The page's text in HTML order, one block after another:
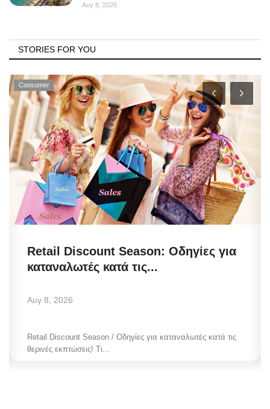
Αυγ 8, 2026
STORIES FOR YOU
Consumer
Retail Discount Season: Οδηγίες για
καταναλωτές κατά τις...
Αυγ 8, 2026
Retail Discount Season / Οδηγίες για καταναλωτές κατά τις
θερινές εκπτώσεις! Τι...